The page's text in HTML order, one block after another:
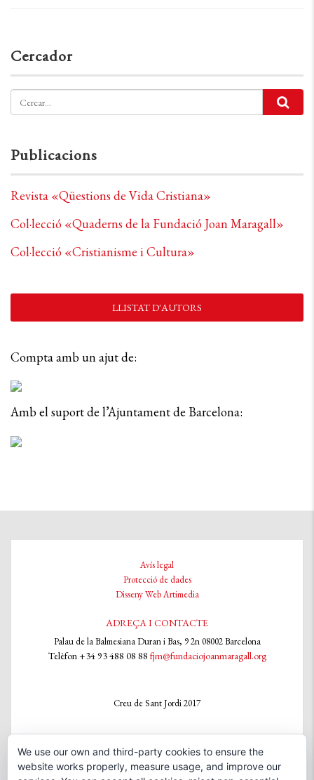
Cercador
Publicacions
Revista «Qüestions de Vida Cristiana»
Col·lecció «Quaderns de la Fundació Joan Maragall»
Col·lecció «Cristianisme i Cultura»
LLISTAT D'AUTORS
Compta amb un ajut de:
Amb el suport de l’Ajuntament de Barcelona:
Avís legal
Protecció de dades
Disseny Web Artimedia
ADREÇA I CONTACTE
Palau de la Balmesiana Duran i Bas, 9 2n 08002 Barcelona
Telèfon +34 93 488 08 88 fjm@fundaciojoanmaragall.org
Creu de Sant Jordi 2017
XARXES SOCIALS
We use our own and third-party cookies to ensure the
website works properly, measure usage, and improve our